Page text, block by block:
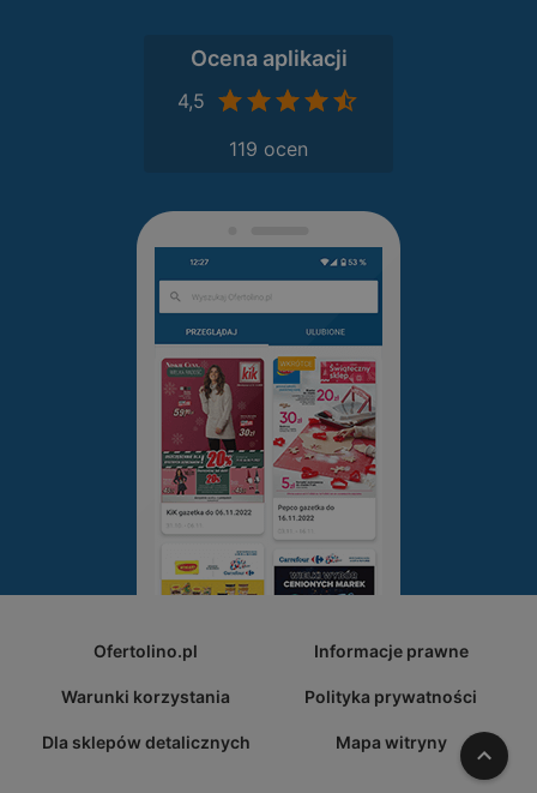
Ocena aplikacji
4,5
119 ocen
Ofertolino.pl Informacje prawne
Warunki korzystania Polityka prywatności
Dla sklepów detalicznych Mapa witryny W